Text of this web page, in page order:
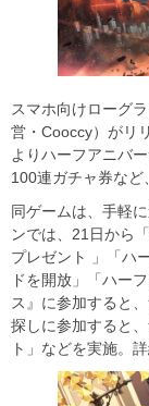
スマホ向けローグ
営・Cooccy）がリ
よりハーフアニバ
100連ガチャ券など
同ゲームは、手軽
ンでは、21日から
プレゼント 」「ハ
ドを開放」「ハー
ス』に参加すると
探しに参加すると
ト」などを実施。